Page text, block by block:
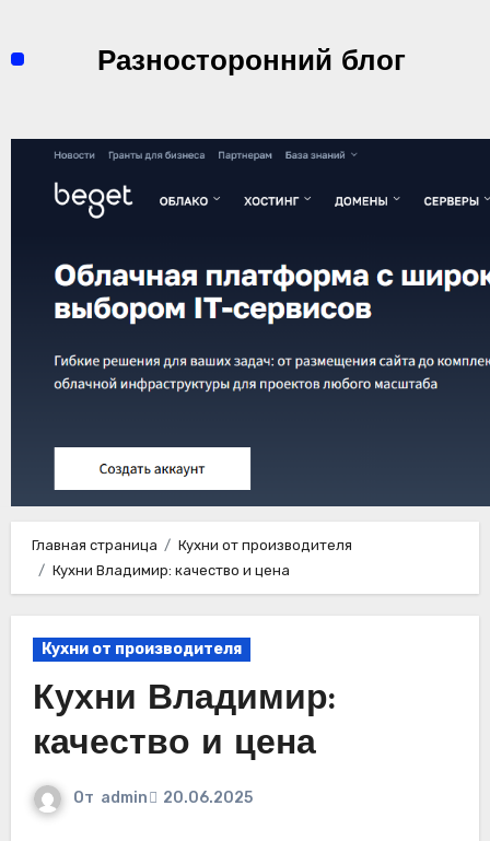
содержимомуРазносторонний блог
Главная страница
Кухни от производителя
Кухни Владимир: качество и цена
Кухни от производителя
Кухни Владимир:
качество и цена
От admin 20.06.2025